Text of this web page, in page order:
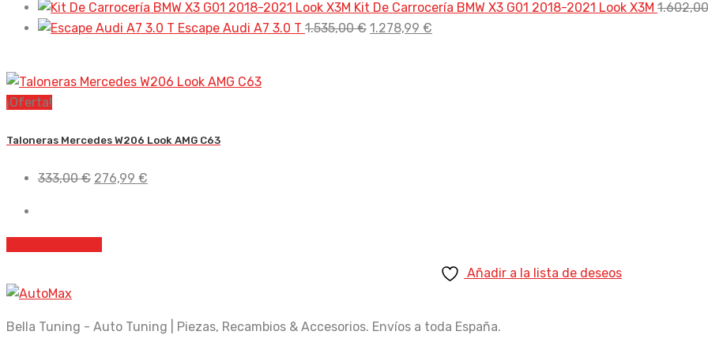
Kit De Carrocería BMW X3 G01 2018-2021 Look X3M
Escape Audi A7 3.0 T 1.535,00€ El
1.278,99 €
¡Oferta!
Taloneras Mercedes W206 Look AMG C63
333,00€ El
era:
276,99 €
Añadir a la lista de deseos
Bella Tuning - Auto Tuning | Piezas, Recambios & Accesorios. Envíos a toda España.